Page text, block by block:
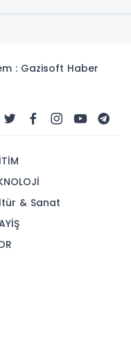
: Gazisoft Haber
& Sanat